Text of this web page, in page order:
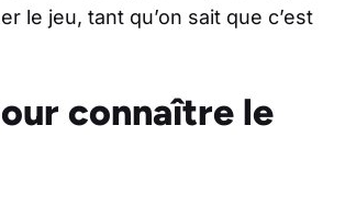
le jeu, tant qu’on sait que c’est
connaître le